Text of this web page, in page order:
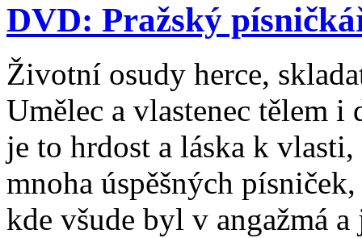
DVD: Pražský
Životní osudy herce,
Umělec a vlastenec tělem
je to hrdost a láska k
mnoha úspěšných
kde všude byl v angažmá